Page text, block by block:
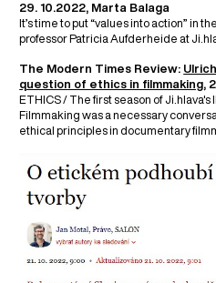
29. 10.2022, Marta Balaga
It’s time to put “values into action” in
professor Patricia Aufderheide at
The Modern Times Review:
question of ethics in filmmaking,
ETHICS / The first season of Ji.hlava's
Filmmaking was a necessary
ethical principles in documentary